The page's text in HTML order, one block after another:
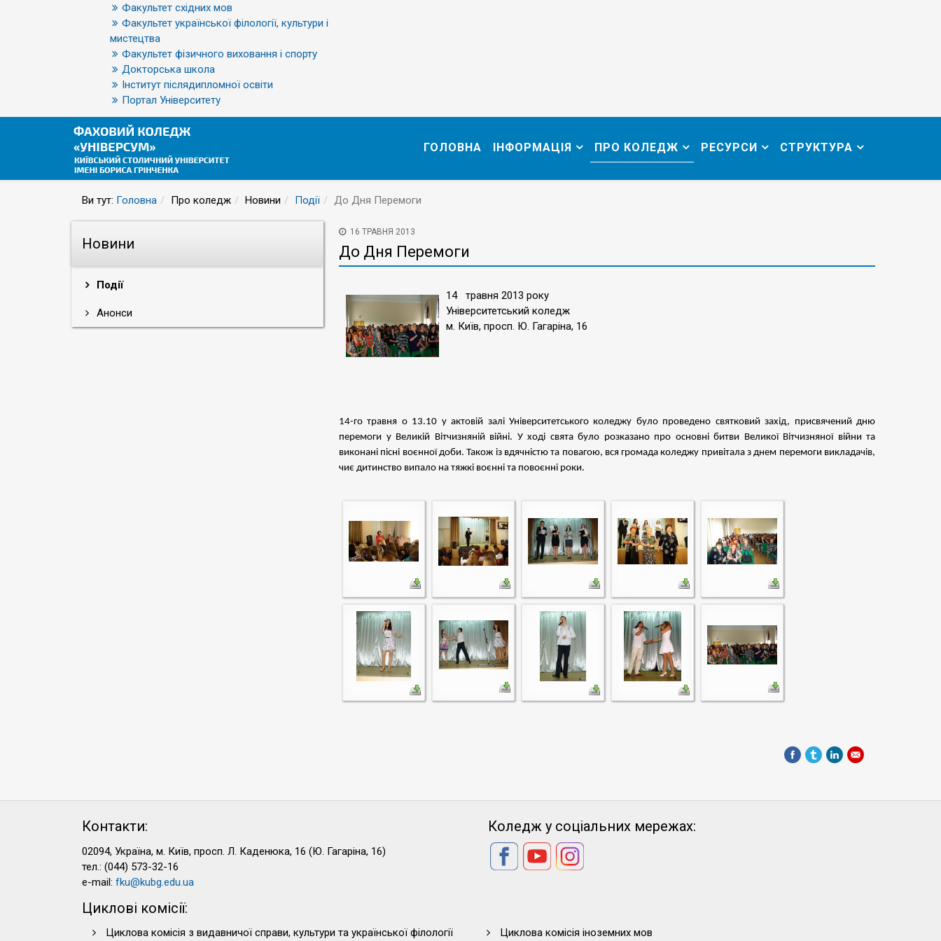
Факультет східних мов
Факультет української філології, культури і
мистецтва
Факультет фізичного виховання і спорту
Докторська школа
Інститут післядипломної освіти
Портал Університету
ГОЛОВНА ІНФОРМАЦІЯ ПРО КОЛЕДЖ РЕСУРСИ СТРУКТУРА
Ви тут: Головна Про коледж Новини Події До Дня Перемоги
Новини
Події
Анонси
16 ТРАВНЯ 2013
До Дня Перемоги
14 травня 2013 року
Університетський коледж
м. Київ, просп. Ю. Гагаріна, 16
14-го травня о 13.10 у актовій залі Університетського коледжу було проведено святковий захід, присвячений дню
перемоги у Великій Вітчизняній війні. У ході свята було розказано про основні битви Великої Вітчизняної війни та
виконані пісні воєнної доби. Також із вдячністю та повагою, вся громада коледжу привітала з днем перемоги викладачів,
чиє дитинство випало на тяжкі воєнні та повоєнні роки.
Контакти:
02094, Україна, м. Київ, просп. Л. Каденюка, 16 (Ю. Гагаріна, 16)
тел.: (044) 573-32-16
e-mail: fku@kubg.edu.ua
Коледж у соціальних мережах:
Циклові комісії:
Циклова комісія з видавничої справи, культури та української філології Циклова комісія іноземних мов